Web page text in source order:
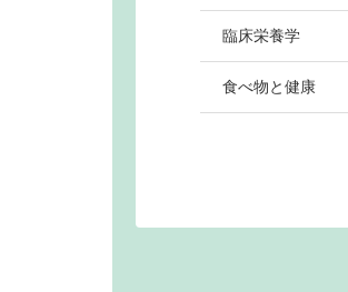
臨床栄養学
食べ物と健康